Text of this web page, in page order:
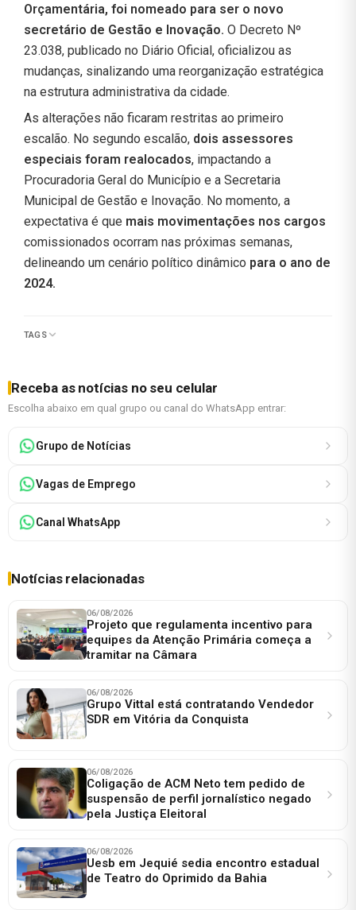
Orçamentária, foi nomeado para ser o novo
secretário de Gestão e Inovação. O Decreto Nº
23.038, publicado no Diário Oficial, oficializou as
mudanças, sinalizando uma reorganização estratégica
na estrutura administrativa da cidade.
As alterações não ficaram restritas ao primeiro
escalão. No segundo escalão, dois assessores
especiais foram realocados, impactando a
Procuradoria Geral do Município e a Secretaria
Municipal de Gestão e Inovação. No momento, a
expectativa é que mais movimentações nos cargos
comissionados ocorram nas próximas semanas,
delineando um cenário político dinâmico para o ano de
2024.
TAGS
Receba as notícias no seu celular
Escolha abaixo em qual grupo ou canal do WhatsApp entrar:
Grupo de Notícias
Vagas de Emprego
Canal WhatsApp
Notícias relacionadas
06/08/2026
Projeto que regulamenta incentivo para
equipes da Atenção Primária começa a
tramitar na Câmara
06/08/2026
Grupo Vittal está contratando Vendedor
SDR em Vitória da Conquista
06/08/2026
Coligação de ACM Neto tem pedido de
suspensão de perfil jornalístico negado
pela Justiça Eleitoral
06/08/2026
Uesb em Jequié sedia encontro estadual
de Teatro do Oprimido da Bahia